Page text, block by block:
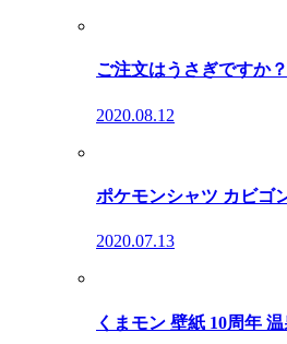
ご注文はうさぎですか
2020.08.12
ポケモンシャツ カビゴ
2020.07.13
くまモン 壁紙 10周年 温